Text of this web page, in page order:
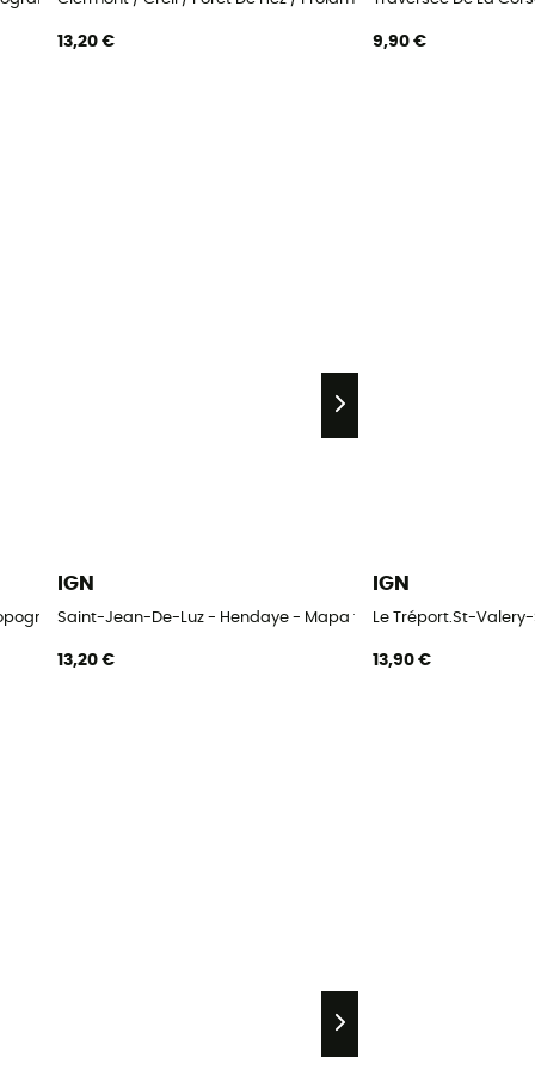
13,20 € 9,90 €
IGN
Saint-Jean-De-Luz - Hendaye - Mapa topográfico
13,20 €
IGN
Le Tréport.St-
13,90 €